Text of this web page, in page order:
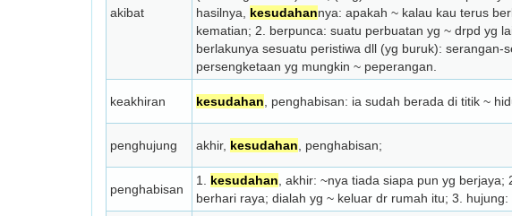
akibat
hasilnya, kesudahan­nya: apakah ~ kalau kau terus
kematian; 2. berpunca: suatu perbuatan yg ~ drpd yg
berlakunya se­suatu peristiwa dll (yg buruk):
persengke­taan yg mungkin ~ peperangan.
keakhiran kesudahan , penghabisan: ia sudah berada di titik ~
penghujung akhir, kesudahan , penghabisan;
penghabisan
1. kesudahan , akhir: ~nya tiada siapa pun yg
berhari raya; dialah yg ~ keluar dr rumah itu; 3. hujung: